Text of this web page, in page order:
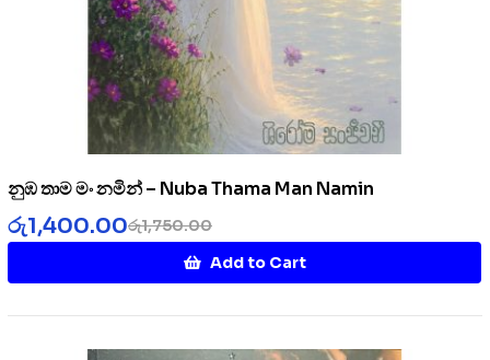
නුඹ තාම මං නමින් – Nuba Thama Man Namin
රු1,750.00
රු1,400.00
Add to Cart